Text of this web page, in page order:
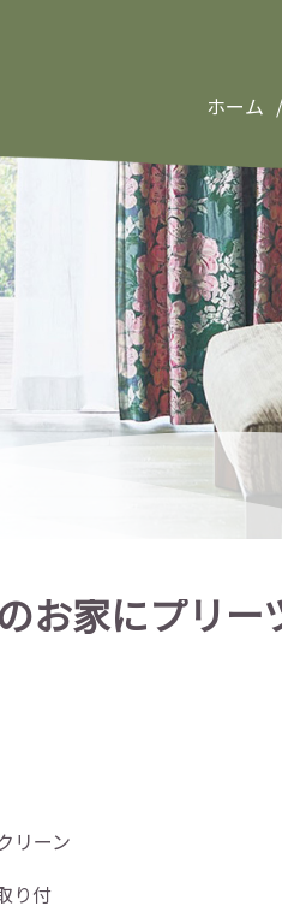
ホーム
お家にプリー
リーン
り付